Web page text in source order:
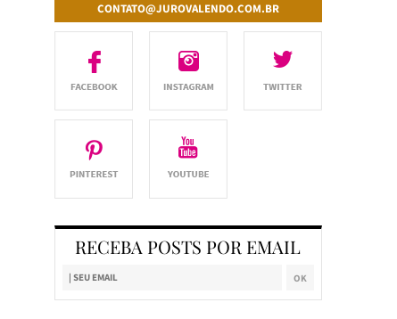
CONTATO@JUROVALENDO.COM.BR
RECEBA POSTS POR EMAIL